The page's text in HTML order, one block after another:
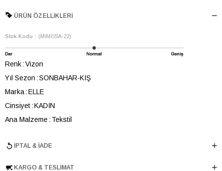
ÜRÜN ÖZELLIKLERI
Stok Kodu (MIMOSA-22)
Renk Vizon
Yıl Sezon SONBAHAR-KIŞ
Marka ELLE
Cinsiyet KADIN
Ana Malzeme Tekstil
Topuk Boyu 4.5 cm
İPTAL & İADE
KARGO & TESLIMAT